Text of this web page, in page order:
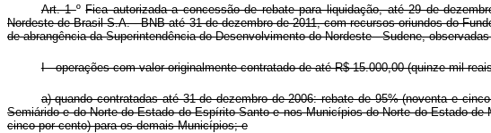
Art. 1ºFica autorizada a concessão de rebate para liquidação, até 29 de
Nordeste de Brasil S.A. - BNB até 31 de dezembro de 2011, com recursos oriundos do
de abrangência da Superintendência do Desenvolvimento do Nordeste - Sudene,
I - operações com valor originalmente contratado de até R$ 15.000,00 (quinze mil
a) quando contratadas até 31 de dezembro de 2006: rebate de 95% (noventa e
Semiárido e do Norte do Estado do Espírito Santo e nos Municípios do Norte do Estado
cinco por cento) para os demais Municípios; e